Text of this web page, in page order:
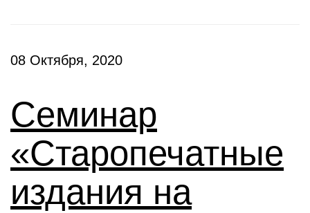
08 Октября, 2020
Семинар
«Старопечатные
издания на